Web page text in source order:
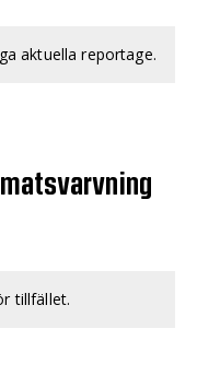
aktuella reportage.
tillfället.